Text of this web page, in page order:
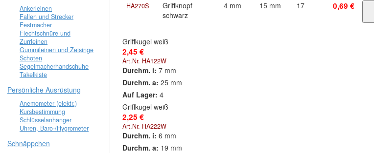
Ankerleinen
Fallen und Strecker
Festmacher
Flechtschnüre und
Zurrleinen
Gummileinen und Zeisinge
Schoten
Segelmacherhandschuhe
Takelkiste
Persönliche Ausrüstung
Anemometer (elektr.)
Kursbestimmung
Schlüsselanhänger
Uhren, Baro-/Hygrometer
Schnäppchen
HA270S
Griffknopf
schwarz
4 mm 15 mm 17 0,69 €
Griffkugel weiß
2,45 €
Art.Nr. HA122W
Durchm. i: 7 mm
Durchm. a: 25 mm
Auf Lager: 4
Griffkugel weiß
2,25 €
Art.Nr. HA222W
Durchm. i: 6 mm
Durchm. a: 19 mm